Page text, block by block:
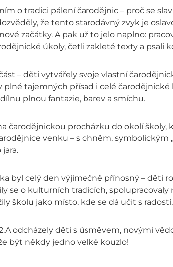
o tradici pálení čarodějnic – proč se
že tento starodávný zvyk je
začátky. A pak už to jelo naplno:
úkoly, četli zakleté texty a psali
– děti vytvářely svoje vlastní
tajemných přísad i celé čarodějnické
plnou fantazie, barev a smíchu.
čarodějnickou procházku do okolí školy,
venku – s ohněm, symbolickým
byl celý den výjimečně přínosný – děti
se o kulturních tradicích, spolupracovaly
školu jako místo, kde se dá učit s
odcházely děti s úsměvem, novými
být někdy jedno velké kouzlo!